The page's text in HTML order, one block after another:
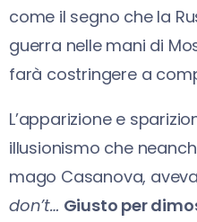
come il segno che la
guerra nelle mani di
farà costringere a
L’apparizione e
illusionismo che
mago Casanova,
don’t… Giusto per